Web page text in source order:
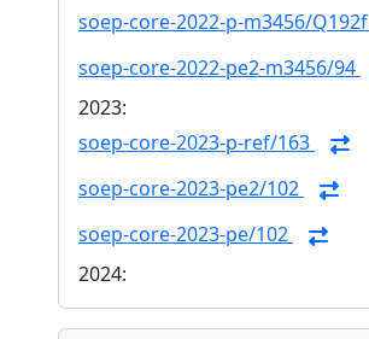
soep-core-2022-p-m3456/Q192f
soep-core-2022-pe2-m3456/94
2023:
soep-core-2023-p-ref/163
soep-core-2023-pe2/102
soep-core-2023-pe/102
2024: